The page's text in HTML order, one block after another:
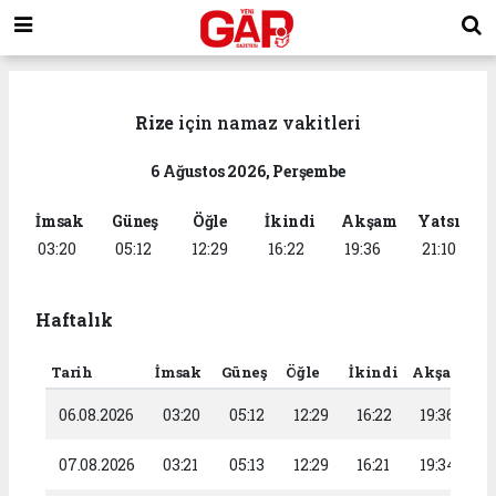
Rize için namaz vakitleri
6 Ağustos 2026, Perşembe
İmsak
03:20
Güneş
05:12
Öğle
12:29
İkindi
16:22
Akşam
19:36
Yatsı
21:10
Haftalık
Tarih İmsak Güneş Öğle İkindi Akşam
06.08.2026 03:20 05:12 12:29 16:22 19:36
07.08.2026 03:21 05:13 12:29 16:21 19:34